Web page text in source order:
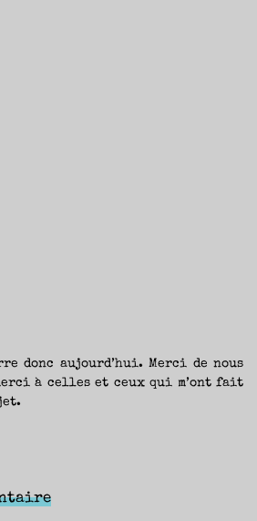
donc aujourd’hui. Merci de nous
à celles et ceux qui m’ont fait